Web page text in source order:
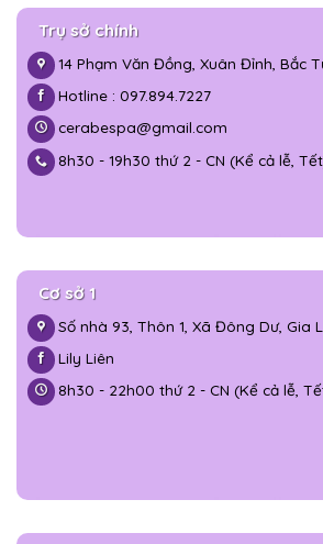
Trụ sở chính
14 Phạm Văn Đồng, Xuân Đỉnh, Bắc
Hotline : 097.894.7227
cerabespa@gmail.com
8h30 - 19h30 thứ 2 - CN (Kể cả lễ,
Cơ sở 1
Số nhà 93, Thôn 1, Xã Đông Dư, Gia
Lily Liên
8h30 - 22h00 thứ 2 - CN (Kể cả lễ,